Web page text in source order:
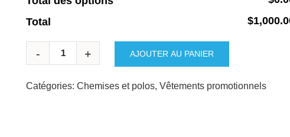
Total
AJOUTER AU PANIER
Catégories:Chemises et polos,Vêtements promotionnels